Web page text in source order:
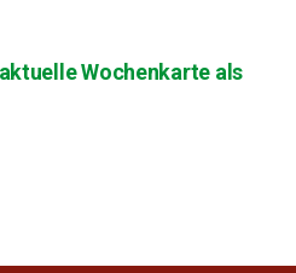
Wochenkarte als